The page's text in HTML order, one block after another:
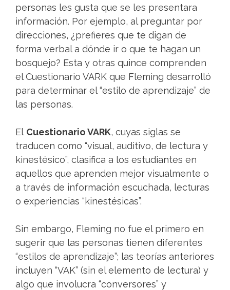
personas les gusta que se les presentara
información. Por ejemplo, al preguntar por
direcciones, ¿prefieres que te digan de
forma verbal a dónde ir o que te hagan un
bosquejo? Esta y otras quince comprenden
el Cuestionario VARK que Fleming desarrolló
para determinar el “estilo de aprendizaje” de
las personas.
El Cuestionario VARK, cuyas siglas se
traducen como “visual, auditivo, de lectura y
kinestésico”, clasifica a los estudiantes en
aquellos que aprenden mejor visualmente o
a través de información escuchada, lecturas
o experiencias “kinestésicas”.
Sin embargo, Fleming no fue el primero en
sugerir que las personas tienen diferentes
“estilos de aprendizaje”; las teorías anteriores
incluyen “VAK” (sin el elemento de lectura) y
algo que involucra “conversores” y